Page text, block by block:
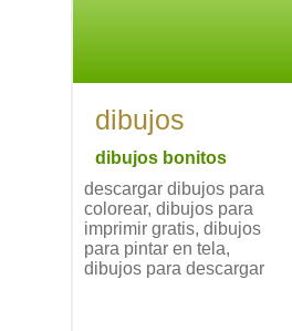
dibujos
dibujos bonitos
descargar dibujos para
colorear, dibujos para
imprimir gratis, dibujos
para pintar en tela,
dibujos para descargar